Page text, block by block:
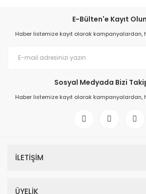
E-Bülten'e Kayıt Olun
Haber listemize kayıt olarak kampanyalardan,
Sosyal Medyada Bizi
Haber listemize kayıt olarak kampanyalardan,
İLETİŞİM
ÜYELİK